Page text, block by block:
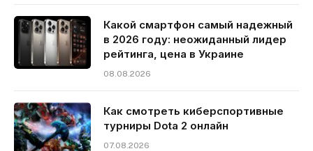
Какой смартфон самый надежный
в 2026 году: неожиданный лидер
рейтинга, цена в Украине
08.08.2026
Как смотреть киберспортивные
турниры Dota 2 онлайн
07.08.2026